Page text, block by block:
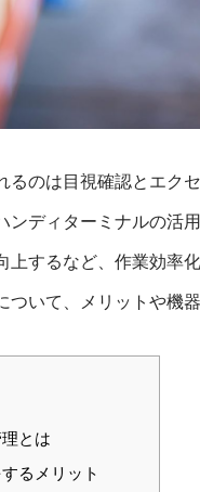
るのは目視確認とエク
ンディターミナルの活
上するなど、作業効率
いて、メリットや機
とは
るメリット